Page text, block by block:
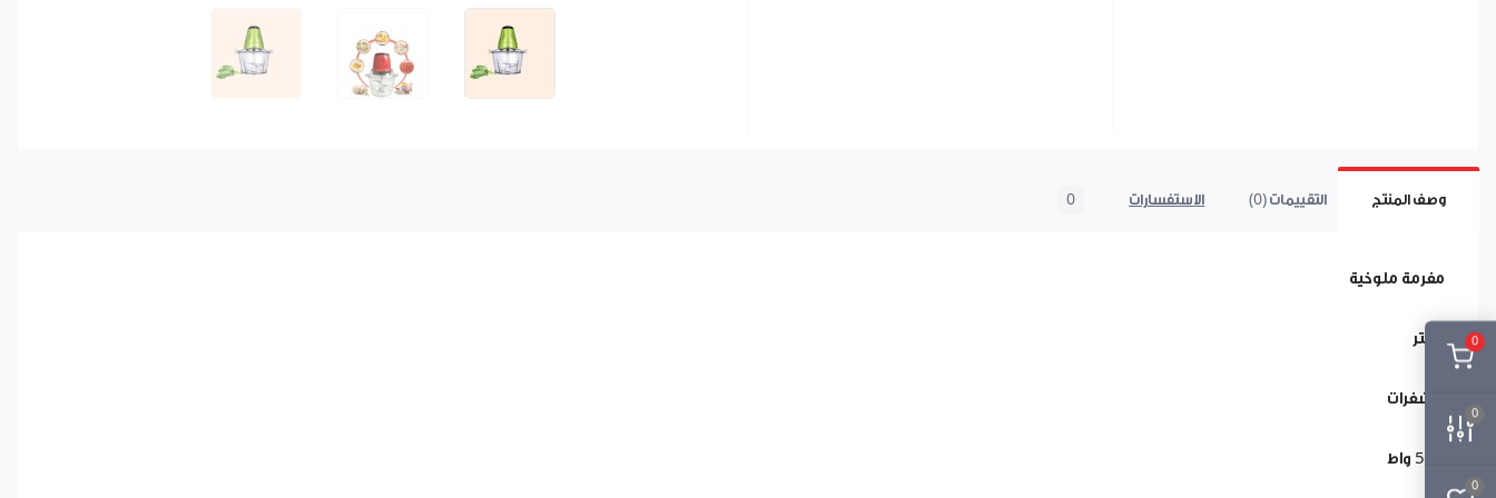
0
0
0
وصف المنتج التقييمات (0) الاستفسارات 0
مفرمة ملوخية
500 واط